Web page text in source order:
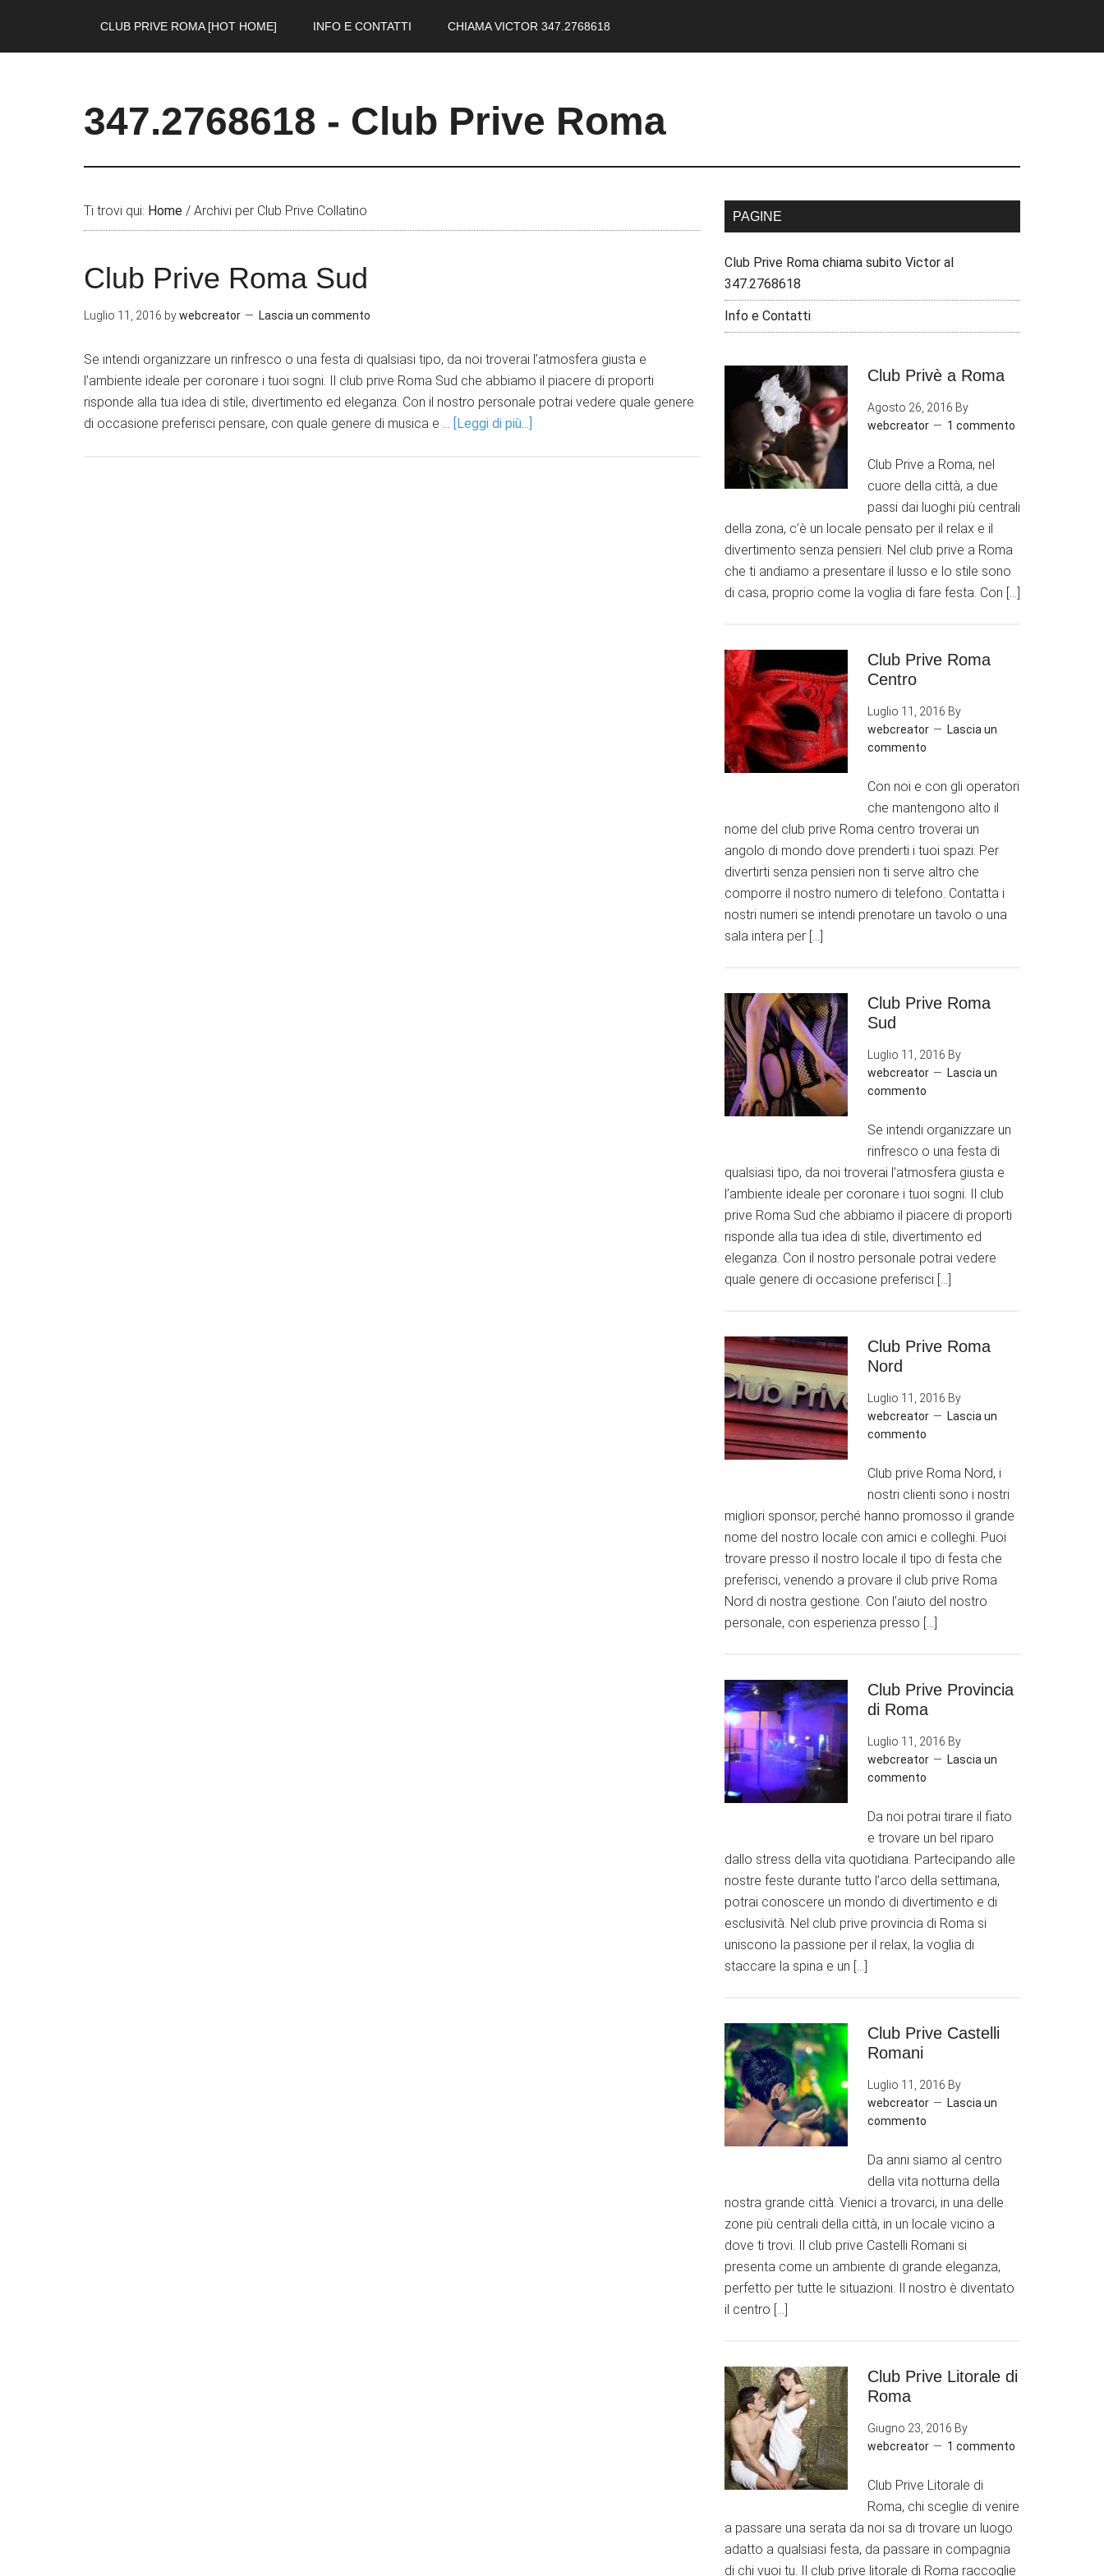
CLUB PRIVE ROMA [HOT HOME] INFO E CONTATTI CHIAMA VICTOR 347.2768618
347.2768618 - Club Prive Roma
Ti trovi qui: Home / Archivi per Club Prive Collatino
Club Prive Roma Sud
Luglio 11, 2016 bywebcreator Lascia un commento
Se intendi organizzare un rinfresco o una festa di qualsiasi tipo, da noi troverai l’atmosfera giusta e
l’ambiente ideale per coronare i tuoi sogni. Il club prive Roma Sud che abbiamo il piacere di proporti
risponde alla tua idea di stile, divertimento ed eleganza. Con il nostro personale potrai vedere quale genere
di occasione preferisci pensare, con quale genere di musica e … [Leggi di più...]
PAGINE
Club Prive Roma chiama subito Victor al
347.2768618
Info e Contatti
Club Privè a Roma
Agosto 26, 2016 By
webcreator
1 commento
Club Prive a Roma, nel
cuore della città, a due
passi dai luoghi più centrali
della zona, c’è un locale pensato per il relax e il
divertimento senza pensieri. Nel club prive a Roma
che ti andiamo a presentare il lusso e lo stile sono
di casa, proprio come la voglia di fare festa. Con […]
Club Prive Roma
Centro
Luglio 11, 2016 By
webcreator
Lascia un
commento
Con noi e con gli operatori
che mantengono alto il
nome del club prive Roma centro troverai un
angolo di mondo dove prenderti i tuoi spazi. Per
divertirti senza pensieri non ti serve altro che
comporre il nostro numero di telefono. Contatta i
nostri numeri se intendi prenotare un tavolo o una
sala intera per […]
Club Prive Roma
Sud
Luglio 11, 2016 By
webcreator
Lascia un
commento
Se intendi organizzare un
rinfresco o una festa di
qualsiasi tipo, da noi troverai l’atmosfera giusta e
l’ambiente ideale per coronare i tuoi sogni. Il club
prive Roma Sud che abbiamo il piacere di proporti
risponde alla tua idea di stile, divertimento ed
eleganza. Con il nostro personale potrai vedere
quale genere di occasione preferisci […]
Club Prive Roma
Nord
Luglio 11, 2016 By
webcreator
Lascia un
commento
Club prive Roma Nord, i
nostri clienti sono i nostri
migliori sponsor, perché hanno promosso il grande
nome del nostro locale con amici e colleghi. Puoi
trovare presso il nostro locale il tipo di festa che
preferisci, venendo a provare il club prive Roma
Nord di nostra gestione. Con l’aiuto del nostro
personale, con esperienza presso […]
Club Prive Provincia
di Roma
Luglio 11, 2016 By
webcreator
Lascia un
commento
Da noi potrai tirare il fiato
e trovare un bel riparo
dallo stress della vita quotidiana. Partecipando alle
nostre feste durante tutto l’arco della settimana,
potrai conoscere un mondo di divertimento e di
esclusività. Nel club prive provincia di Roma si
uniscono la passione per il relax, la voglia di
staccare la spina e un […]
Club Prive Castelli
Romani
Luglio 11, 2016 By
webcreator
Lascia un
commento
Da anni siamo al centro
della vita notturna della
nostra grande città. Vienici a trovarci, in una delle
zone più centrali della città, in un locale vicino a
dove ti trovi. Il club prive Castelli Romani si
presenta come un ambiente di grande eleganza,
perfetto per tutte le situazioni. Il nostro è diventato
il centro […]
Club Prive Litorale di
Roma
Giugno 23, 2016 By
webcreator
1 commento
Club Prive Litorale di
Roma, chi sceglie di venire
a passare una serata da noi sa di trovare un luogo
adatto a qualsiasi festa, da passare in compagnia
di chi vuoi tu. Il club prive litorale di Roma raccoglie